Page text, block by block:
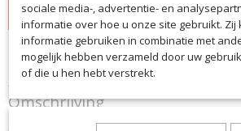
IN WINKELWAGEN
Specificaties
Productcode
86110
Omschrijving
sociale media-, advertentie- en
informatie over hoe u onze site gebruikt. Zij
informatie gebruiken in combinatie met
mogelijk hebben verzameld door uw
of die u hen hebt verstrekt.